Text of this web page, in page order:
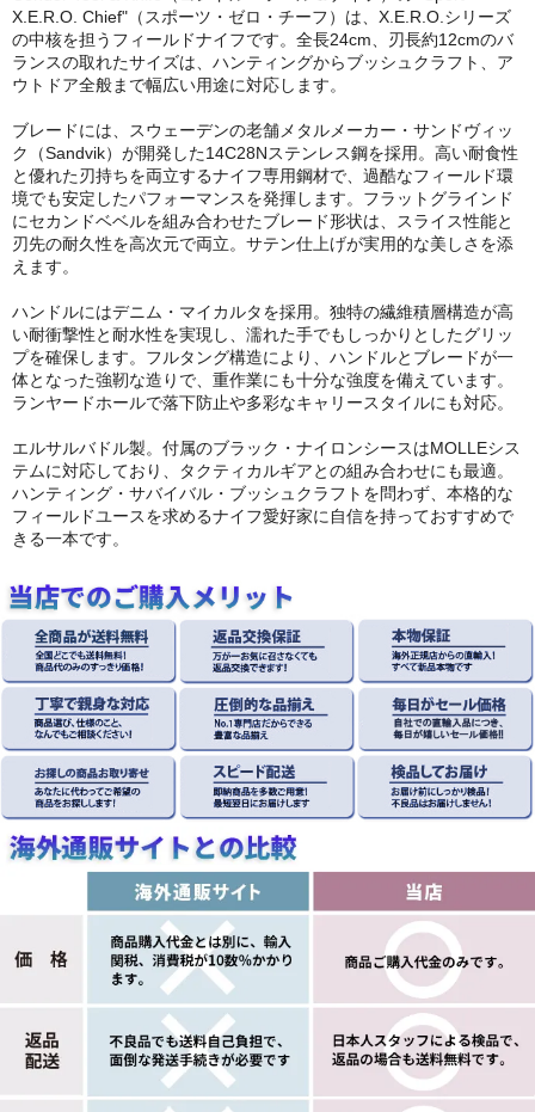
X.E.R.O. Chief"（スポーツ・ゼロ・チーフ）は、X.E.R.O.シリーズ
の中核を担うフィールドナイフです。全長24cm、刃長約12cmのバ
ランスの取れたサイズは、ハンティングからブッシュクラフト、ア
ウトドア全般まで幅広い用途に対応します。
ブレードには、スウェーデンの老舗メタルメーカー・サンドヴィッ
ク（Sandvik）が開発した14C28Nステンレス鋼を採用。高い耐食性
と優れた刃持ちを両立するナイフ専用鋼材で、過酷なフィールド環
境でも安定したパフォーマンスを発揮します。フラットグラインド
にセカンドベベルを組み合わせたブレード形状は、スライス性能と
刃先の耐久性を高次元で両立。サテン仕上げが実用的な美しさを添
えます。
ハンドルにはデニム・マイカルタを採用。独特の繊維積層構造が高
い耐衝撃性と耐水性を実現し、濡れた手でもしっかりとしたグリッ
プを確保します。フルタング構造により、ハンドルとブレードが一
体となった強靭な造りで、重作業にも十分な強度を備えています。
ランヤードホールで落下防止や多彩なキャリースタイルにも対応。
エルサルバドル製。付属のブラック・ナイロンシースはMOLLEシス
テムに対応しており、タクティカルギアとの組み合わせにも最適。
ハンティング・サバイバル・ブッシュクラフトを問わず、本格的な
フィールドユースを求めるナイフ愛好家に自信を持っておすすめで
きる一本です。